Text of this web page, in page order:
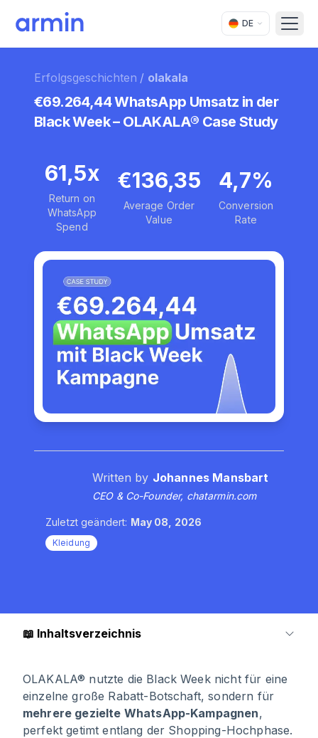
DE
Erfolgsgeschichten / olakala
€69.264,44 WhatsApp Umsatz in der
Black Week – OLAKALA® Case Study
61,5x
Return on
WhatsApp
Spend
€136,35
Average Order
Value
4,7%
Conversion
Rate
Written by Johannes Mansbart
CEO & Co-Founder, chatarmin.com
Zuletzt geändert: May 08, 2026
Kleidung
📖 Inhaltsverzeichnis
1 .Die Ausgangslage: Black Week =
Aufmerksamkeit im Ausnahmezustand
2.Die Strategie: Mehrere Kampagnen statt
OLAKALA® nutzte die Black Week nicht für eine
einzelne große Rabatt-Botschaft, sondern für
mehrere gezielte WhatsApp-Kampagnen,
perfekt getimt entlang der Shopping-Hochphase.